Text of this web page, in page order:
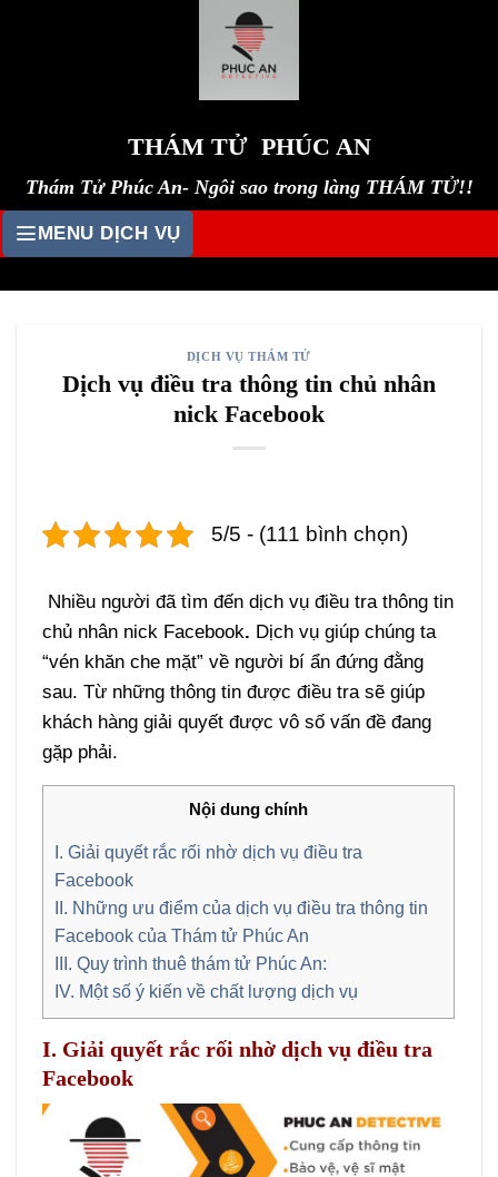
THÁM TỬ PHÚC AN
Thám Tử Phúc An- Ngôi sao trong làng THÁM TỬ!!
MENU DỊCH VỤ
DỊCH VỤ THÁM TỬ
Dịch vụ điều tra thông tin chủ nhân
nick Facebook
5/5 - (111 bình chọn)
Nhiều người đã tìm đến dịch vụ điều tra thông tin
chủ nhân nick Facebook. Dịch vụ giúp chúng ta
“vén khăn che mặt” về người bí ẩn đứng đằng
sau. Từ những thông tin được điều tra sẽ giúp
khách hàng giải quyết được vô số vấn đề đang
gặp phải.
Nội dung chính
I. Giải quyết rắc rối nhờ dịch vụ điều tra
Facebook
II. Những ưu điểm của dịch vụ điều tra thông tin
Facebook của Thám tử Phúc An
III. Quy trình thuê thám tử Phúc An:
IV. Một số ý kiến về chất lượng dịch vụ
I. Giải quyết rắc rối nhờ dịch vụ điều tra
Facebook